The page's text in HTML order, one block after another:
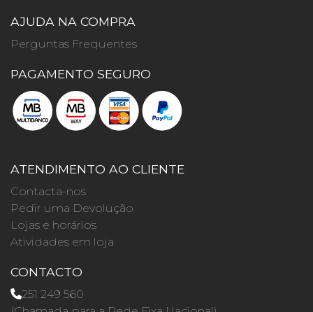
AJUDA NA COMPRA
Perguntas Frequentes
PAGAMENTO SEGURO
ATENDIMENTO AO CLIENTE
Contacta-nos
Pedir uma Devolução
Lojas e horários
Atividades em loja
CONTACTO
251 249 560